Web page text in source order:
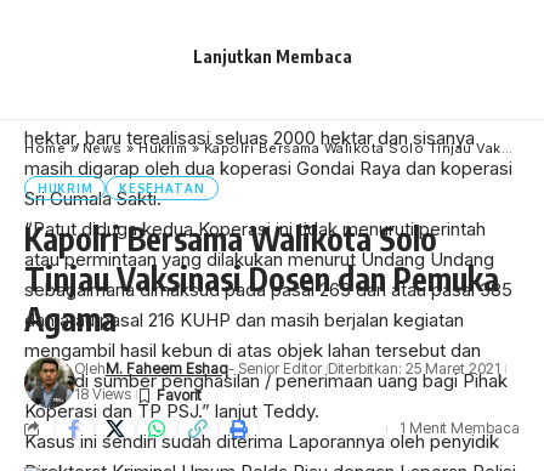
mengembalikan kepada negara dan membayar sejumlah
hektar, baru terealisasi seluas 2000 hektar dan sisanya
masih digarap oleh dua koperasi Gondai Raya dan koperasi
Sri Gumala Sakti.
“Patut diduga kedua Koperasi ini tidak menuruti perintah
atau permintaan yang dilakukan menurut Undang Undang
sebagaimana dimaksud pada pasal 263 dan atau pasal 385
dan atau pasal 216 KUHP dan masih berjalan kegiatan
mengambil hasil kebun di atas objek lahan tersebut dan
menjadi sumber penghasilan / penerimaan uang bagi Pihak
Koperasi dan TP PSJ.” lanjut Teddy.
Kasus ini sendiri sudah diterima Laporannya oleh penyidik
Lanjutkan Membaca
Home» News »Hukrim»Kapolri Bersama Walikota Solo Tinjau Vaksinasi Dosen dan Pemuka Agama
HUKRIM KESEHATAN
Kapolri Bersama Walikota Solo
Tinjau Vaksinasi Dosen dan Pemuka
Agama
OlehM. Faheem Eshaq- Senior Editor Diterbitkan: 25 Maret 2021
18 Views
1 Menit Membaca